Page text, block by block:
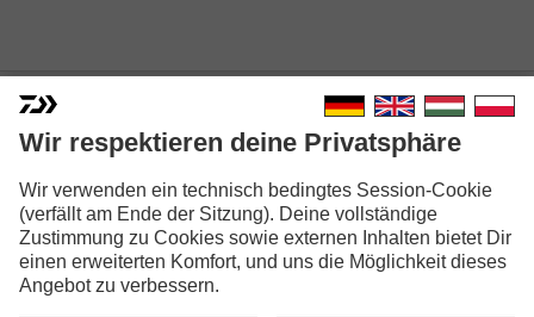
WATBEKLEIDUNG
Wir respektieren deine Privatsphäre
Wir verwenden ein technisch bedingtes Session-Cookie
(verfällt am Ende der Sitzung). Deine vollständige
Zustimmung zu Cookies sowie externen Inhalten bietet Dir
einen erweiterten Komfort, und uns die Möglichkeit dieses
Angebot zu verbessern.